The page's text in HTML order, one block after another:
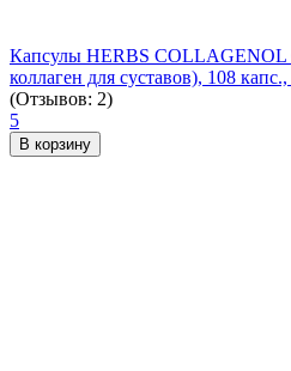
Капсулы HERBS COLLAGENOL
коллаген для суставов), 108
(Отзывов: 2)
5
В корзину